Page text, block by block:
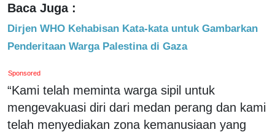
Baca Juga :
Dirjen WHO Kehabisan Kata-kata untuk Gambarkan
Penderitaan Warga Palestina di Gaza
Sponsored
“Kami telah meminta warga sipil untuk
mengevakuasi diri dari medan perang dan kami
telah menyediakan zona kemanusiaan yang